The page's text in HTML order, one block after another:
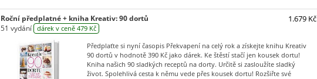
Roční předplatné + kniha Kreativ: 90 dortů
51 vydání dárek v ceně 479 Kč
1.679 Kč
Předplaťte si nyní časopis Překvapení na celý rok a získejte knihu Kreativ
90 dortů v hodnotě 390 Kč jako dárek. Ke štěstí stačí jen kousek dortu!
Kniha našich 90 sladkých receptů na dorty. Určitě si zasloužíte sladký
život. Spolehlivá cesta k němu vede přes kousek dortu! Rozšiřte své